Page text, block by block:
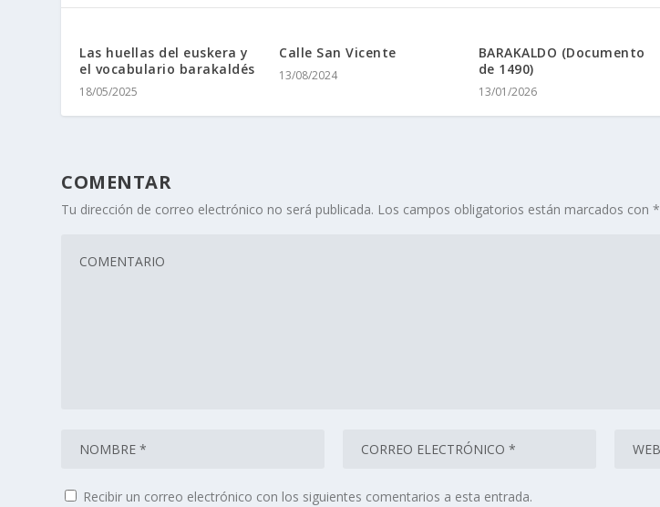
Las huellas del euskera y
el vocabulario barakaldés
18/05/2025
Calle San Vicente
13/08/2024
BARAKALDO (Documento
de 1490)
13/01/2026
COMENTAR
Tu dirección de correo electrónico no será publicada. Los campos obligatorios están marcados con*
Recibir un correo electrónico con los siguientes comentarios a esta entrada.